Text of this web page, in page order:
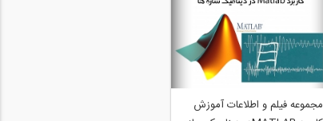
مجموعه فیلم و اطلاعات آموزش